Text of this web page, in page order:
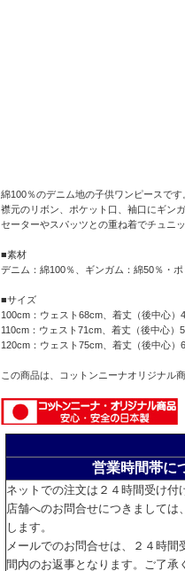
綿100％のデニム地の子供ワンピースです
襟元のリボン、ポケット口、袖口にギン
セーターやスパッツとの重ね着でチュニ
■素材
デニム：綿100％、ギンガム：綿50％・
■サイズ
100cm：ウェスト68cm、着丈（後中心
110cm：ウェスト71cm、着丈（後中心
120cm：ウェスト75cm、着丈（後中心
この商品は、コットンニーナオリジナル
営業時間帯に
ネットでの注文は２４時間受け付
店舗へのお問合せにつきましては
します。
メールでのお問合せは、２４時間
間内のお返事となります。ご了承